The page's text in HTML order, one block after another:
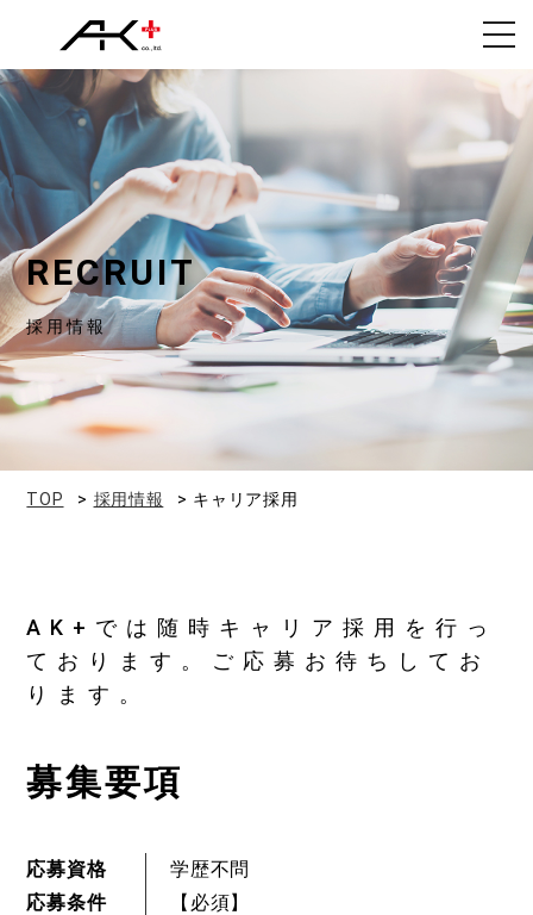
RECRUIT
採用情報
TOP 採用情報 キャリア採用
AK+では随時キャリア採用を行っ
ております。 ご応募お待ちしてお
ります。
募集要項
応募資格
学歴不問
応募条件
【必須】